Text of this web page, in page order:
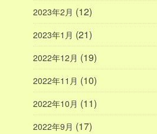
2023年2月 (12)
2023年1月 (21)
2022年12月 (19)
2022年11月 (10)
2022年10月 (11)
2022年9月 (17)